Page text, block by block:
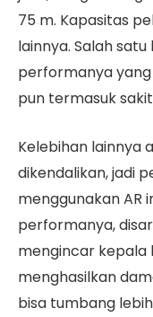
75 m. Kapasitas
lainnya. Salah
performanya
pun termasuk
Kelebihan lainnya
dikendalikan, jadi
menggunakan AR
performanya,
mengincar kepala
menghasilkan
bisa tumbang